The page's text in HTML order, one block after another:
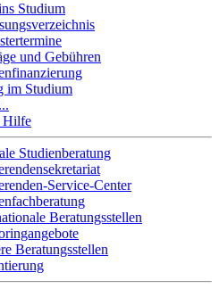
Studium
und Gebühren
im Studium
Hilfe
Studienberatung
Service-Center
Beratungsstellen
Beratungsstellen